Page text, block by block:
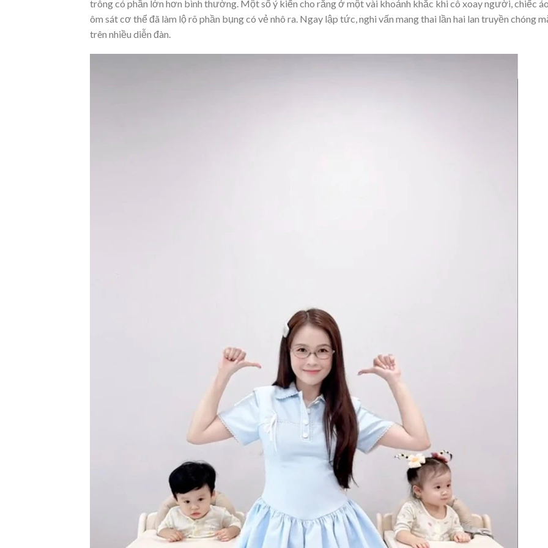
trông có phần lớn hơn bình thường. Một số ý kiến cho rằng ở một vài khoảnh khắc khi cô xoay người, chiếc
ôm sát cơ thể đã làm lộ rõ phần bụng có vẻ nhô ra. Ngay lập tức, nghi vấn mang thai lần hai lan truyền chóng
trên nhiều diễn đàn.